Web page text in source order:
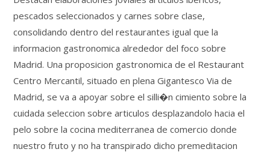
pescados seleccionados y carnes sobre clase,
consolidando dentro del restaurantes igual que la
informacion gastronomica alrededor del foco sobre
Madrid. Una proposicion gastronomica de el Restaurant
Centro Mercantil, situado en plena Gigantesco Via de
Madrid, se va a apoyar sobre el silli�n cimiento sobre la
cuidada seleccion sobre articulos desplazandolo hacia el
pelo sobre la cocina mediterranea de comercio donde
nuestro fruto y no ha transpirado dicho premeditacion